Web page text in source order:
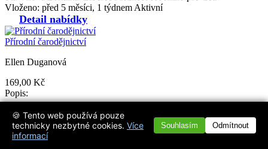
Vloženo: před 5 měsíci, 1 týdnem Aktivní
Detail nabídky
Přírodní čarodějnictví
Ellen Duganová
169,00 Kč
Popis:
Nová
Stav: nova Lokalita: Liberec
Možnost osobního převzetí
🍪 Tento web používá pouze
technicky nezbytné cookies. Více
informací
Souhlasím Odmítnout